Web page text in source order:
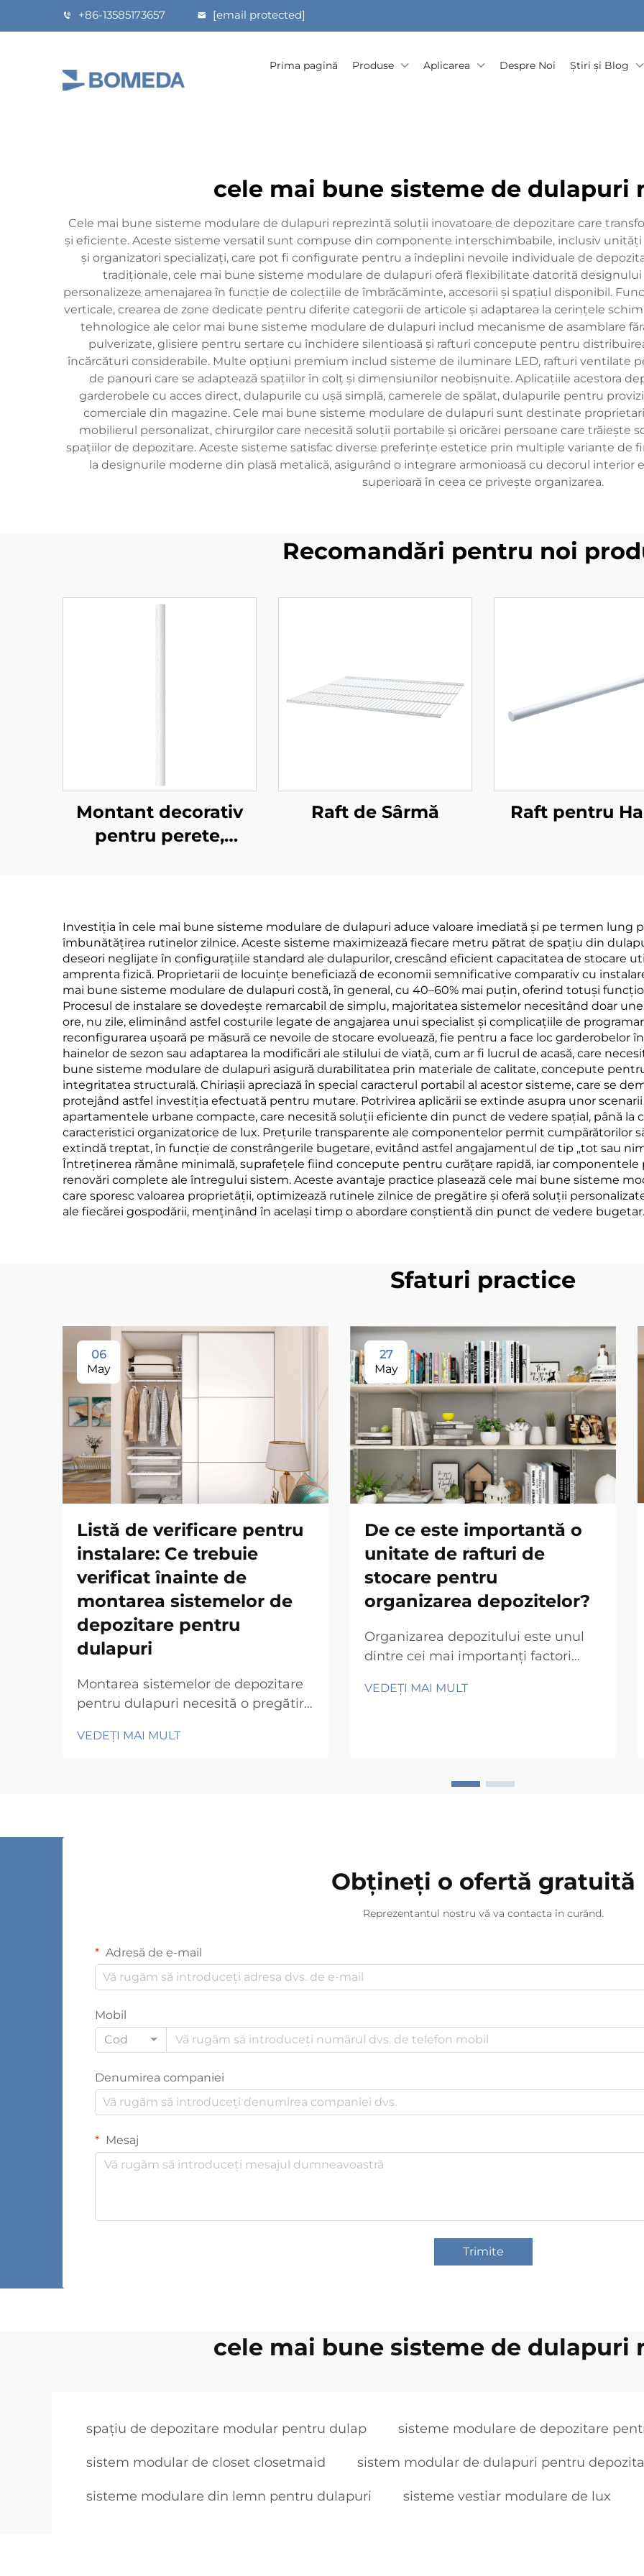
+86-13585173657 [email protected]
Prima pagină Produse Aplicarea Despre Noi Știri și Blog
cele mai bune sisteme de dulapuri
Cele mai bune sisteme modulare de dulapuri reprezintă soluții inovatoare de depozitare care
și eficiente. Aceste sisteme versatil sunt compuse din componente interschimbabile, inclusiv unități
și organizatori specializați, care pot fi configurate pentru a îndeplini nevoile individuale de
tradiționale, cele mai bune sisteme modulare de dulapuri oferă flexibilitate datorită
personalizeze amenajarea în funcție de colecțiile de îmbrăcăminte, accesorii și spațiul disponibil.
verticale, crearea de zone dedicate pentru diferite categorii de articole și adaptarea la cerințele
tehnologice ale celor mai bune sisteme modulare de dulapuri includ mecanisme de asamblare
pulverizate, glisiere pentru sertare cu închidere silentioasă și rafturi concepute pentru
încărcături considerabile. Multe opțiuni premium includ sisteme de iluminare LED, rafturi ventilate
de panouri care se adaptează spațiilor în colț și dimensiunilor neobișnuite. Aplicațiile acestora
garderobele cu acces direct, dulapurile cu ușă simplă, camerele de spălat, dulapurile pentru
comerciale din magazine. Cele mai bune sisteme modulare de dulapuri sunt destinate
mobilierul personalizat, chirurgilor care necesită soluții portabile și oricărei persoane care trăiește
spațiilor de depozitare. Aceste sisteme satisfac diverse preferințe estetice prin multiple variante de
la designurile moderne din plasă metalică, asigurând o integrare armonioasă cu decorul
superioară în ceea ce privește organizarea.
Recomandări pentru noi
Montant decorativ
pentru perete,
Raft de Sârmă Raft pentru
Investiția în cele mai bune sisteme modulare de dulapuri aduce valoare imediată și pe termen lung
îmbunătățirea rutinelor zilnice. Aceste sisteme maximizează fiecare metru pătrat de spațiu din
deseori neglijate în configurațiile standard ale dulapurilor, crescând eficient capacitatea de stocare
amprenta fizică. Proprietarii de locuințe beneficiază de economii semnificative comparativ cu
mai bune sisteme modulare de dulapuri costă, în general, cu 40–60% mai puțin, oferind totuși
Procesul de instalare se dovedește remarcabil de simplu, majoritatea sistemelor necesitând doar
ore, nu zile, eliminând astfel costurile legate de angajarea unui specialist și complicațiile de
reconfigurarea ușoară pe măsură ce nevoile de stocare evoluează, fie pentru a face loc garderobelor
hainelor de sezon sau adaptarea la modificări ale stilului de viață, cum ar fi lucrul de acasă, care
bune sisteme modulare de dulapuri asigură durabilitatea prin materiale de calitate, concepute
integritatea structurală. Chiriașii apreciază în special caracterul portabil al acestor sisteme, care se
protejând astfel investiția efectuată pentru mutare. Potrivirea aplicării se extinde asupra unor
apartamentele urbane compacte, care necesită soluții eficiente din punct de vedere spațial, până la
caracteristici organizatorice de lux. Prețurile transparente ale componentelor permit cumpărătorilor
extindă treptat, în funcție de constrângerile bugetare, evitând astfel angajamentul de tip „tot sau
Întreținerea rămâne minimală, suprafețele fiind concepute pentru curățare rapidă, iar componentele
renovări complete ale întregului sistem. Aceste avantaje practice plasează cele mai bune sisteme
care sporesc valoarea proprietății, optimizează rutinele zilnice de pregătire și oferă soluții
ale fiecărei gospodării, menținând în același timp o abordare conștientă din punct de vedere bugetar.
Sfaturi practice
06
May
Listă de verificare pentru
instalare: Ce trebuie
verificat înainte de
montarea sistemelor de
depozitare pentru
dulapuri
Montarea sistemelor de depozitare
pentru dulapuri necesită o pregătire
pentru a asigura funcționarea
VEDEȚI MAI MULT
27
May
De ce este importantă o
unitate de rafturi de
stocare pentru
organizarea depozitelor?
Organizarea depozitului este unul
dintre cei mai importanți factori
care gestionează mărfuri fizice.
dumneavoastră afectează direct
VEDEȚI MAI MULT
Obțineți o ofertă gratuită
Reprezentantul nostru vă va contacta în curând.
Adresă de e-mail
Mobil
Cod
Denumirea companiei
Mesaj
Trimite
cele mai bune sisteme de dulapuri
spațiu de depozitare modular pentru dulap sisteme modulare de depozitare
sistem modular de closet closetmaid sistem modular de dulapuri pentru
sisteme modulare din lemn pentru dulapuri sisteme vestiar modulare de lux